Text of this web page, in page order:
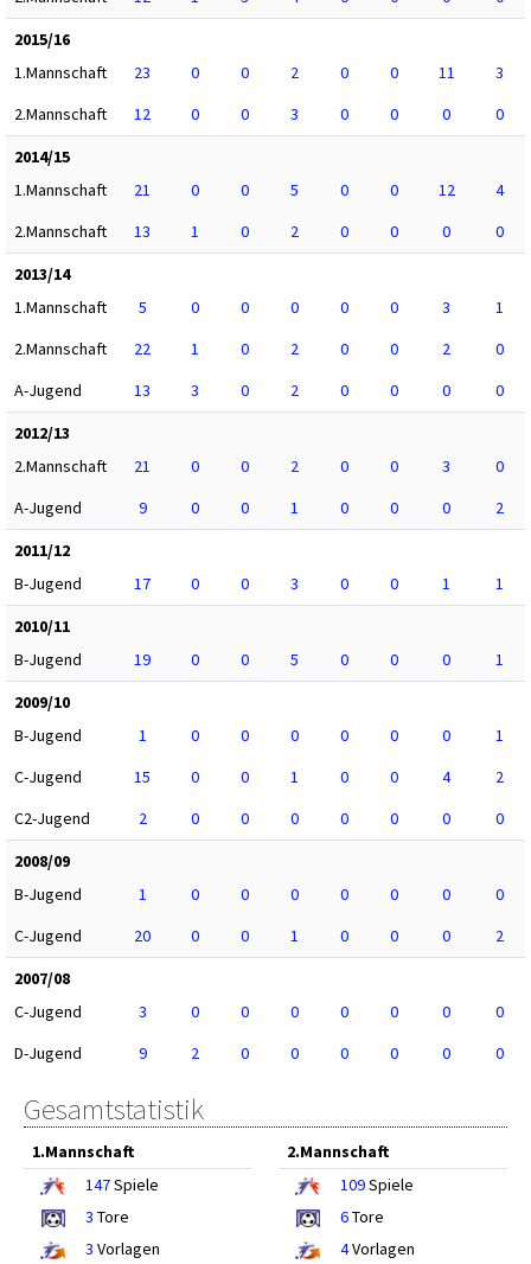
2015/16
1.Mannschaft
23 0 0 2 0 0 11
3
2.Mannschaft
12 0 0 3 0 0 0
0
2014/15
1.Mannschaft
21 0 0 5 0 0 12
4
2.Mannschaft
13 1 0 2 0 0 0
0
2013/14
1.Mannschaft
5 0 0 0 0 0 3
1
2.Mannschaft
22 1 0 2 0 0 2
0
A-Jugend
13 3 0 2 0 0 0
0
2012/13
2.Mannschaft
21 0 0 2 0 0 3
0
A-Jugend
9 0 0 1 0 0 0
2
2011/12
B-Jugend
17 0 0 3 0 0 1
1
2010/11
B-Jugend
19 0 0 5 0 0 0
1
2009/10
B-Jugend
1 0 0 0 0 0 0
1
C-Jugend
15 0 0 1 0 0 4
2
C2-Jugend
2 0 0 0 0 0 0
0
2008/09
B-Jugend
1 0 0 0 0 0 0
0
C-Jugend
20 0 0 1 0 0 0
2
2007/08
C-Jugend
3 0 0 0 0 0 0
0
D-Jugend
9 2 0 0 0 0 0 0
Gesamtstatistik
1.Mannschaft
147Spiele
3 Tore
3 Vorlagen
2.Mannschaft
109Spiele
6Tore
4Vorlagen